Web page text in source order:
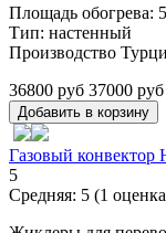
Площадь обогрева:
Тип: настенный
Производство
36800 руб 37000 руб
Газовый конвектор
5
Средняя: 5 (1